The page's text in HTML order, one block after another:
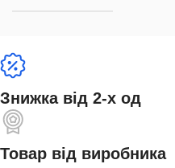
Знижка від 2-х од
Товар від виробника